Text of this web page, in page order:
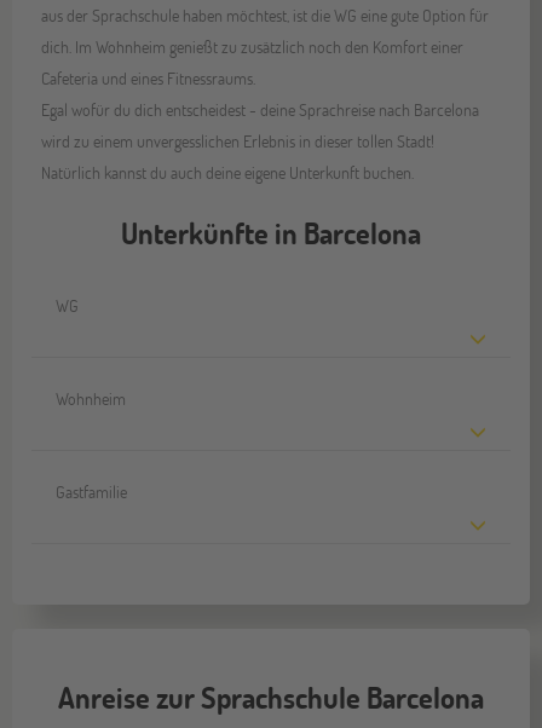
aus der Sprachschule haben möchtest, ist die WG eine gute Option für
dich. Im Wohnheim genießt zu zusätzlich noch den Komfort einer
Cafeteria und eines Fitnessraums.
Egal wofür du dich entscheidest - deine Sprachreise nach Barcelona
wird zu einem unvergesslichen Erlebnis in dieser tollen Stadt!
Natürlich kannst du auch deine eigene Unterkunft buchen.
Unterkünfte in Barcelona
WG
Wohnheim
Gastfamilie
Anreise zur Sprachschule Barcelona